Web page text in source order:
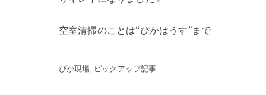
空室清掃のことは“ぴかはうす”まで
ぴか現場 ピックアップ記事